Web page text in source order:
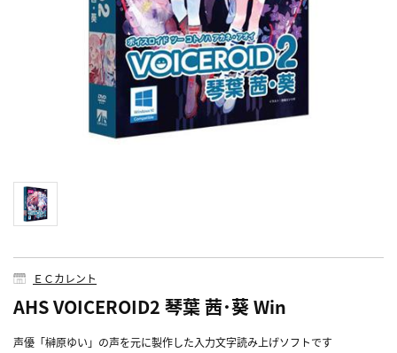
ＥＣカレント
AHS VOICEROID2 琴葉 茜･葵 Win
声優「榊原ゆい」の声を元に製作した入力文字読み上げソフトです